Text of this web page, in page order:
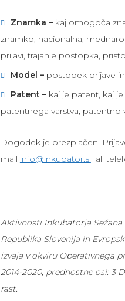
Znamka – kaj omogoča
znamko, nacionalna,
prijavi, trajanje postopka,
Model – postopek prijave
Patent – kaj je patent, kaj
patentnega varstva, patentno
Dogodek je brezplačen.
mail info@inkubator.siali
Aktivnosti Inkubatorja Sežana
Republika Slovenija in
izvaja v okviru Operativnega
2014-2020, prednostne osi: 3
rast.